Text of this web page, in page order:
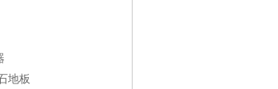
地板